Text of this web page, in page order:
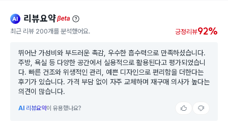
ai 리뷰요약beta
최근 리뷰 200개를 분석했어요. 긍정리뷰92%
뛰어난 가성비와 부드러운 촉감, 우수한 흡수력으로 만족하셨습니다.
주방, 욕실 등 다양한 공간에서 실용적으로 활용된다고 평가되었습니
다. 빠른 건조와 위생적인 관리, 예쁜 디자인으로 편리함을 더한다는
후기가 있습니다. 가격 부담 없이 자주 교체하며 재구매 의사가 높다는
의견이 많습니다.
AI 리뷰요약이 유용했나요?